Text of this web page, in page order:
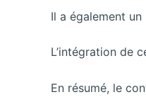
Il a également
L’intégration de
En résumé, le